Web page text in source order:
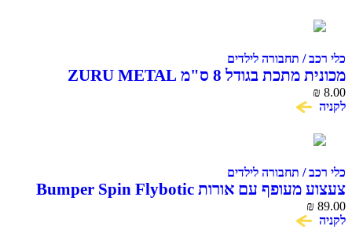
כלי רכב / תחבורה לילדים
מכונית מתכת בגודל 8 ס"מ ZURU METAL
MACHINES
₪ 8.00
לקניה
כלי רכב / תחבורה לילדים
צעצוע מעופף עם אורות Bumper Spin Flybotic
₪ 89.00
לקניה